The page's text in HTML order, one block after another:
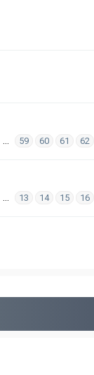
… 59 60 61 62
… 13 14 15 16